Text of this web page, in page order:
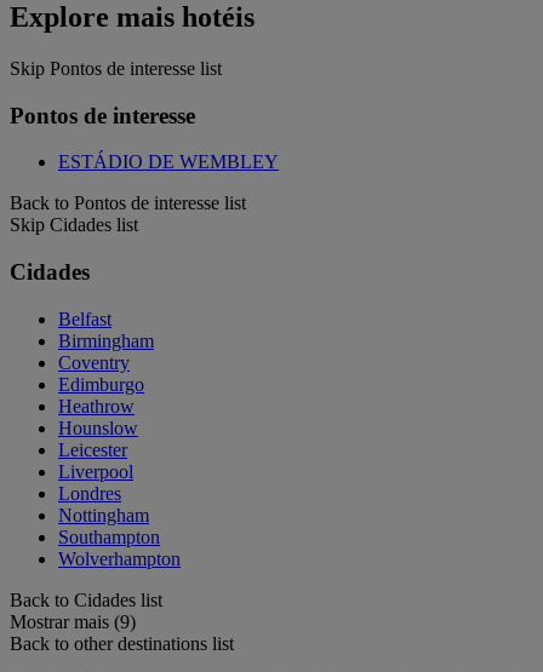
Explore mais hotéis
Skip Pontos de interesse list
Pontos de interesse
ESTÁDIO DE WEMBLEY
Back to Pontos de interesse list
Skip Cidades list
Cidades
Belfast
Birmingham
Coventry
Edimburgo
Heathrow
Hounslow
Leicester
Liverpool
Londres
Nottingham
Southampton
Wolverhampton
Back to Cidades list
Mostrar mais (9)
Back to other destinations list